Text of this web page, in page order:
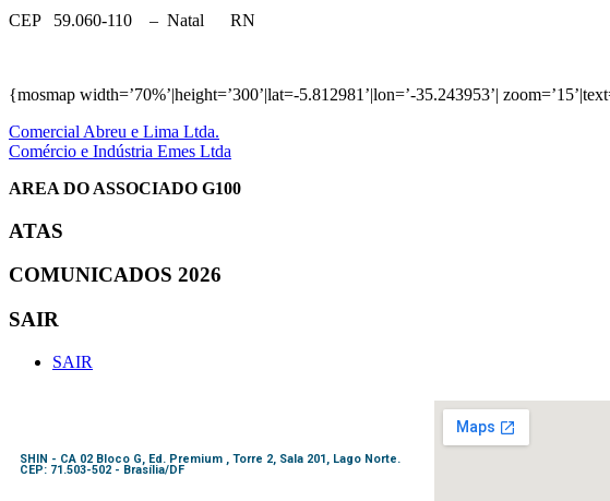
CEP 59.060-110 – Natal RN
{mosmap width=’70%’|height=’300’|lat=-5.812981’|lon=’-35.243953’|
Comercial Abreu e Lima Ltda.
Comércio e Indústria Emes Ltda
AREA DO ASSOCIADO G100
ATAS
COMUNICADOS 2026
SAIR
SAIR
SHIN - CA 02 Bloco G, Ed. Premium , Torre 2, Sala 201, Lago Norte.
CEP: 71.503-502 - Brasília/DF